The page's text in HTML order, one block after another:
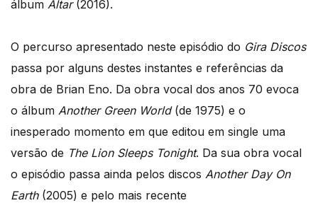
álbum Altar(2016).
O percurso apresentado neste episódio do Gira Discos
passa por alguns destes instantes e referências da
obra de Brian Eno. Da obra vocal dos anos 70 evoca
o álbum Another Green World(de 1975) e o
inesperado momento em que editou em single uma
versão de The Lion Sleeps Tonight. Da sua obra vocal
o episódio passa ainda pelos discos Another Day On
Earth(2005) e pelo mais recente